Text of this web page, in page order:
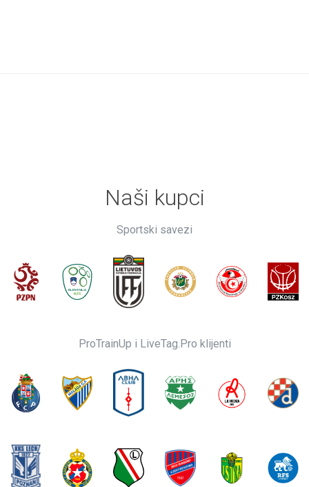
Naši kupci
Sportski savezi
ProTrainUp i LiveTag.Pro klijenti